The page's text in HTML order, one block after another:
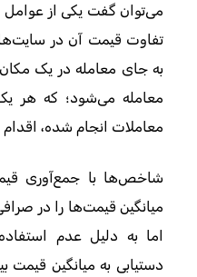
می‌توان گفت یکی از عوامل
تفاوت قیمت آن در
به جای معامله در یک
معامله می‌شود؛ که هر
معاملات انجام شده،
شاخص‌ها با جمع‌آوری
میانگین قیمت‌ها را در
اما به دلیل عدم
دستیابی به میانگین قیمت